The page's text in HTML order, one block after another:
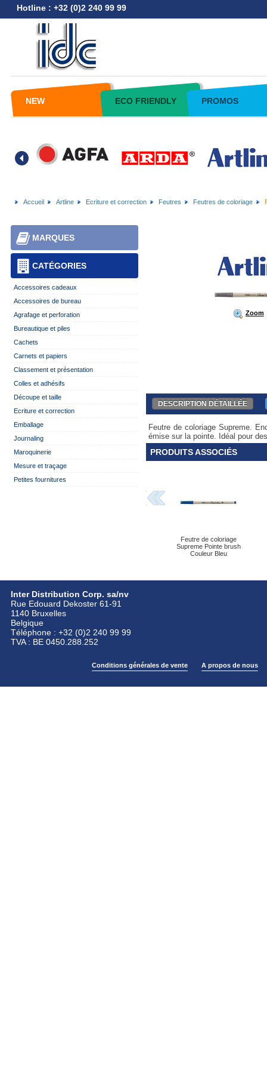
Hotline : +32 (0)2 240 99 99
NEW ECO FRIENDLY PROMOS
Accueil Artline Ecriture et correction Feutres Feutres de coloriage
CATÉGORIES
MARQUES
Accessoires cadeaux
Accessoires de bureau
Agrafage et perforation
Bureautique et piles
Cachets
Carnets et papiers
Classement et présentation
Colles et adhésifs
Découpe et taille
Ecriture et correction
Emballage
Journaling
Maroquinerie
Mesure et traçage
Petites fournitures
Zoom
DESCRIPTION DÉTAILLÉE
Feutre de coloriage Supreme.
émise sur la pointe. Idéal pour
PRODUITS ASSOCIÉS
Feutre de coloriage
Supreme Pointe brush
Couleur Bleu
Inter Distribution Corp. sa/nv
Rue Edouard Dekoster 61-91
1140 Bruxelles
Belgique
Téléphone : +32 (0)2 240 99 99
TVA : BE 0450.288.252
Conditions générales de vente A propos de nous